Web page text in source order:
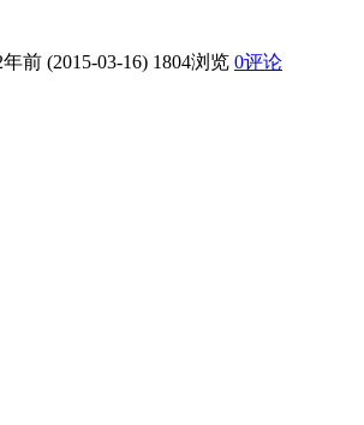
年前 (2015-03-16) 1804浏览 0评论